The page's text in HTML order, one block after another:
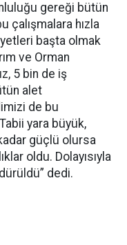
gereği bütün
çalışmalara hızla
başta olmak
ve Orman
5 bin de iş
alet
de bu
yara büyük,
güçlü olursa
oldu. Dolayısıyla
dedi.